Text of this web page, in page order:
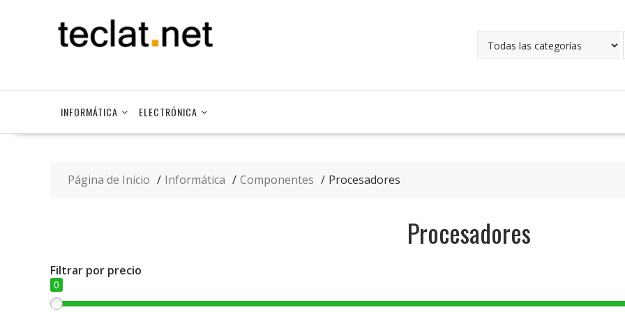
INFORMÁTICA ELECTRÓNICA
Página de Inicio Informática Componentes Procesadores
Procesadores
Filtrar por precio
0